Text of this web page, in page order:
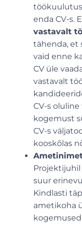
enda CV-s.
vastavalt
tähenda, et
vaid enne
CV üle
vastavalt
CV-s
kogemust
CV-s
kooskõlas
Projektijuhil
suur
Kindlasti
ametikoha